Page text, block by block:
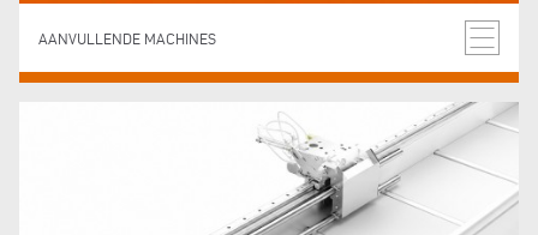
AANVULLENDE MACHINES